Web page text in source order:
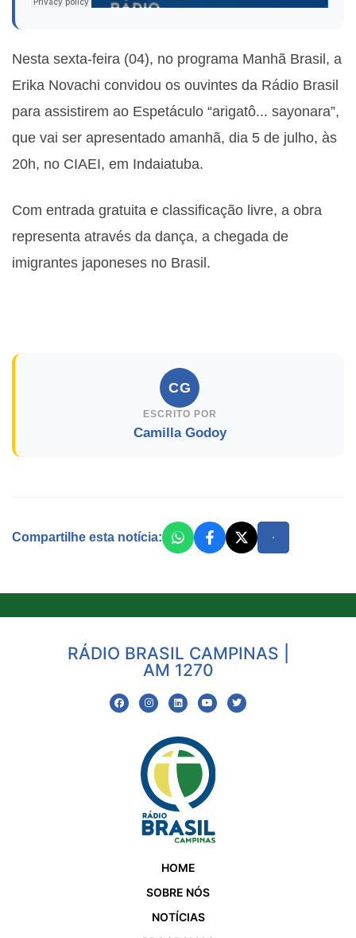
Nesta sexta-feira (04), no programa Manhã Brasil, a
Erika Novachi convidou os ouvintes da Rádio Brasil
para assistirem ao Espetáculo “arigatô... sayonara”,
que vai ser apresentado amanhã, dia 5 de julho, às
20h, no CIAEI, em Indaiatuba.
Com entrada gratuita e classificação livre, a obra
representa através da dança, a chegada de
imigrantes japoneses no Brasil.
CG
ESCRITO POR
Camilla Godoy
Compartilhe esta notícia:
RÁDIO BRASIL CAMPINAS |
AM 1270
HOME
SOBRE NÓS
NOTÍCIAS